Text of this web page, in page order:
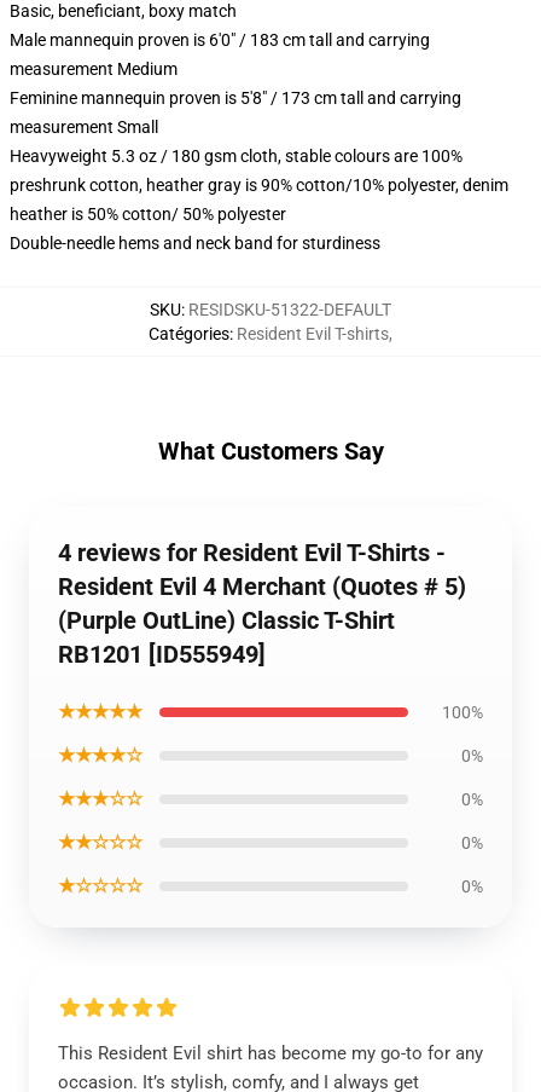
Basic, beneficiant, boxy match
Male mannequin proven is 6'0" / 183 cm tall and carrying
measurement Medium
Feminine mannequin proven is 5'8" / 173 cm tall and carrying
measurement Small
Heavyweight 5.3 oz / 180 gsm cloth, stable colours are 100%
preshrunk cotton, heather gray is 90% cotton/10% polyester, denim
heather is 50% cotton/ 50% polyester
Double-needle hems and neck band for sturdiness
SKU: RESIDSKU-51322-DEFAULT
Catégories: Resident Evil T-shirts,
What Customers Say
4 reviews for Resident Evil T-Shirts -
Resident Evil 4 Merchant (Quotes # 5)
(Purple OutLine) Classic T-Shirt
RB1201 [ID555949]
★★★★★ 100%
★★★★☆ 0%
★★★☆☆ 0%
★★☆☆☆ 0%
★☆☆☆☆ 0%
This Resident Evil shirt has become my go-to for any
occasion. It’s stylish, comfy, and I always get